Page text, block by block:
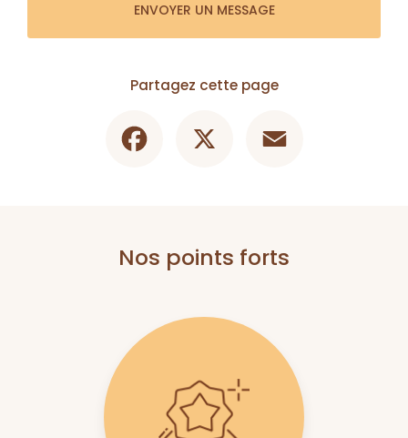
ENVOYER UN MESSAGE
Partagez cette page
Nos points forts